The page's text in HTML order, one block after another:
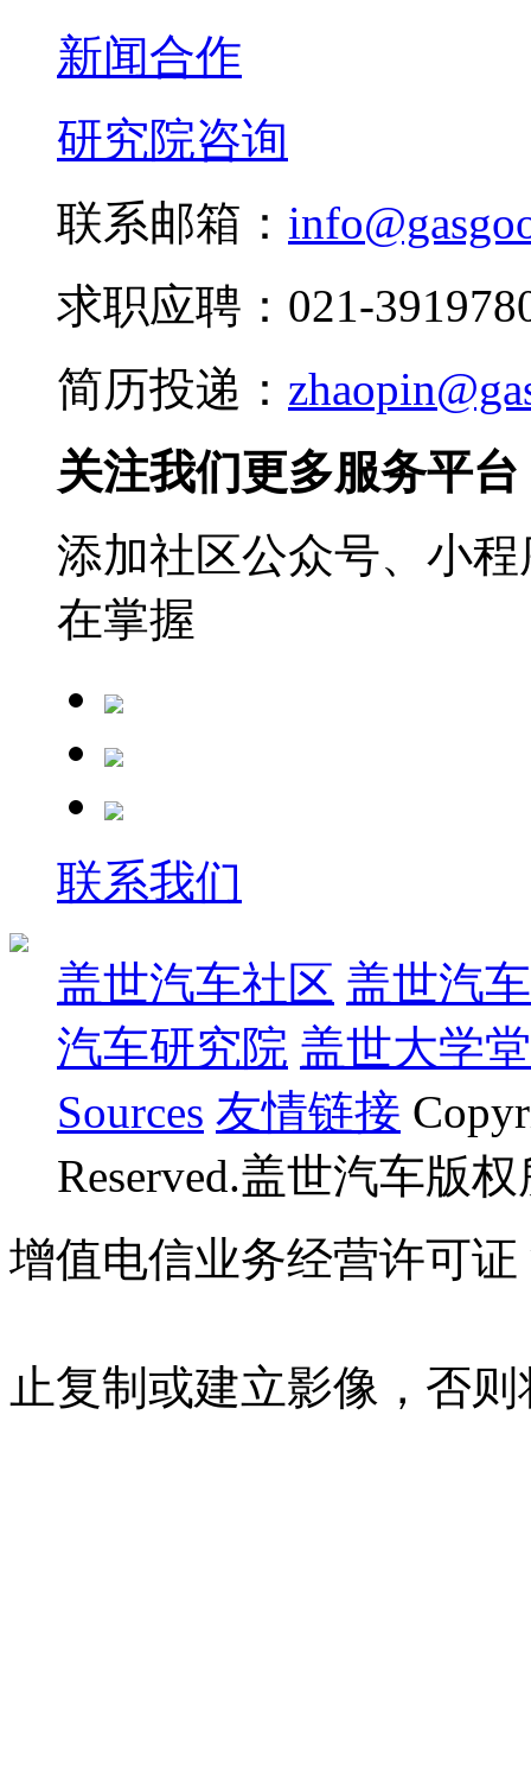
新闻合作
研究院咨询
联系邮箱：
求职应聘：021-
简历投递：
关注我们更多服务平台
添加社区公众号、小
在掌握
联系我们
盖世汽车社区 盖世汽
汽车研究院 盖世大学堂
Sources 友情链接
Reserved.盖世汽车版
增值电信业务经营许可证
止复制或建立影像，否